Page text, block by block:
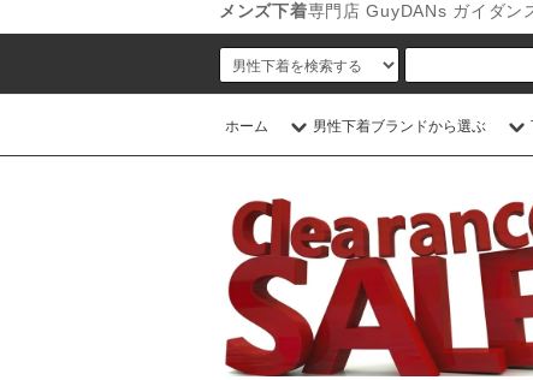
メンズ下着専門店 GuyDANs ガイダン
ホーム 男性下着ブランドから選ぶ